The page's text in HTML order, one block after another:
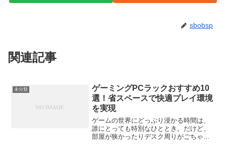
sbobsp
関連記事
未分類
ゲーミングPCラックおすすめ10
選！省スペースで快適プレイ環境
を実現
ゲームの世界にどっぷり浸かる時間は、
誰にとっても特別なひととき。だけど、
部屋が狭かったりデスク周りがごちゃつ